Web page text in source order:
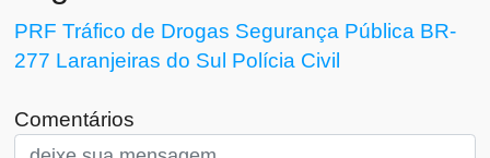
PRF Tráfico de Drogas Segurança Pública BR-
277 Laranjeiras do Sul Polícia Civil
Comentários